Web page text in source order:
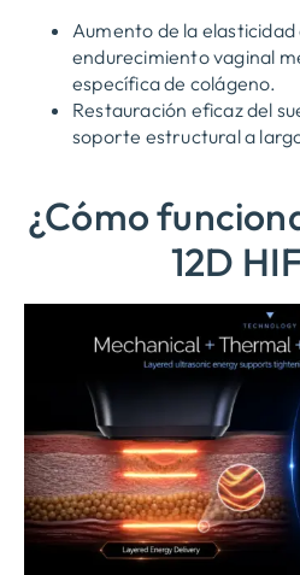
Aumento de la elasticidad
endurecimiento vaginal
específica de colágeno.
Restauración eficaz del
soporte estructural a
¿Cómo
12D